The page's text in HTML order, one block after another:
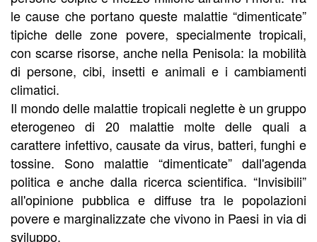
le cause che portano queste malattie “dimenticate”
tipiche delle zone povere, specialmente tropicali,
con scarse risorse, anche nella Penisola: la mobilità
di persone, cibi, insetti e animali e i cambiamenti
climatici.
Il mondo delle malattie tropicali neglette è un gruppo
eterogeneo di 20 malattie molte delle quali a
carattere infettivo, causate da virus, batteri, funghi e
tossine. Sono malattie “dimenticate” dall'agenda
politica e anche dalla ricerca scientifica. “Invisibili”
all'opinione pubblica e diffuse tra le popolazioni
povere e marginalizzate che vivono in Paesi in via di
sviluppo.